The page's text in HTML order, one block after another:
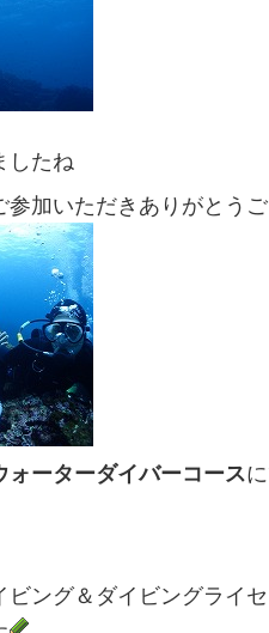
したね
参加いただきありがとう
ォーターダイバーコース
ビング＆ダイビングライ